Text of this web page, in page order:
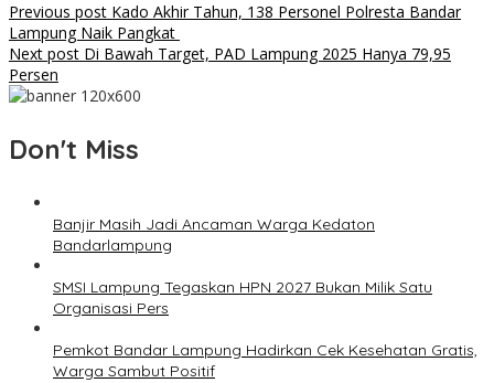
Previous post Kado Akhir Tahun, 138 Personel Polresta Bandar
Lampung Naik Pangkat ‎
Next post Di Bawah Target, PAD Lampung 2025 Hanya 79,95
Persen
Don't Miss
Banjir Masih Jadi Ancaman Warga Kedaton
Bandarlampung
SMSI Lampung Tegaskan HPN 2027 Bukan Milik Satu
Organisasi Pers
Pemkot Bandar Lampung Hadirkan Cek Kesehatan Gratis,
Warga Sambut Positif